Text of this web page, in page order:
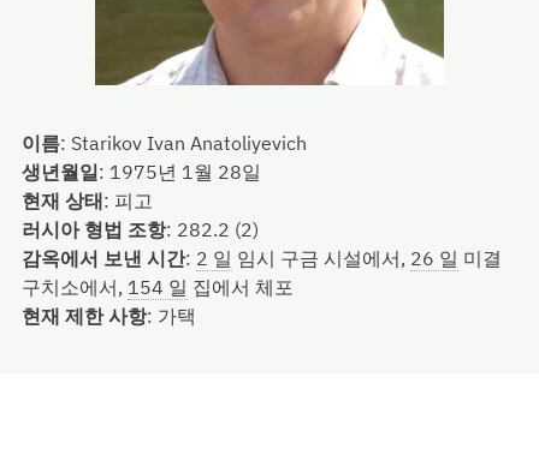
이름: Starikov Ivan Anatoliyevich
생년월일: 1975년 1월 28일
현재 상태: 피고
러시아 형법 조항: 282.2 (2)
감옥에서 보낸 시간: 2 일 임시 구금 시설에서, 26 일 미결
구치소에서, 154 일 집에서 체포
현재 제한 사항: 가택